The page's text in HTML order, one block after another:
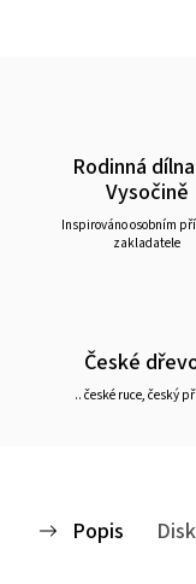
Rodinná
Vysočině
Inspirováno osobním
zakladatele
České
.. české ruce, český
Popis